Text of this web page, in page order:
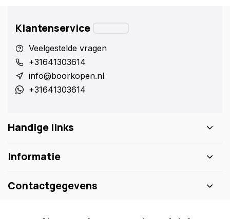
Klantenservice
Veelgestelde vragen
+31641303614
info@boorkopen.nl
+31641303614
Handige links
Informatie
Contactgegevens